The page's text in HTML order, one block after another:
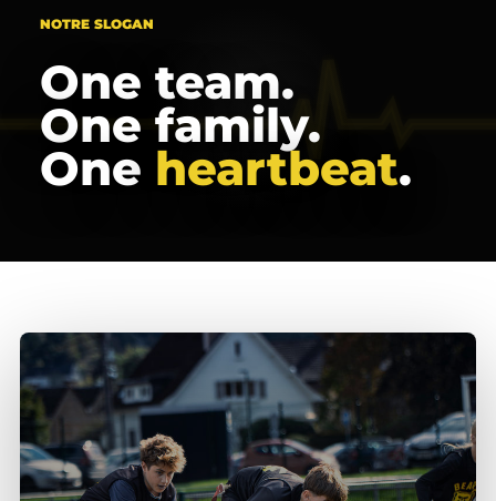
NOTRE SLOGAN
One team.
One family.
One heartbeat.